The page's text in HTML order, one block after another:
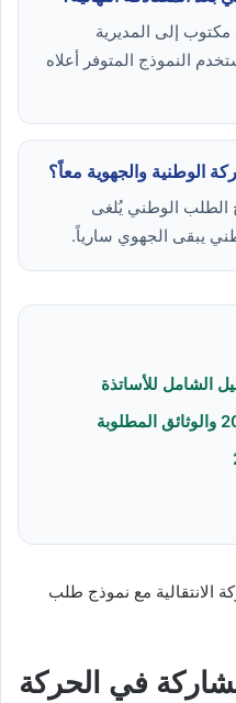
مكتوب إلى المديرية
النموذج المتوفر أعلاه
الوطنية والجهوية معاً؟
الطلب الوطني يُلغى
يبقى الجهوي سارياً.
الانتقالية مع نموذج طلب
في الحركة